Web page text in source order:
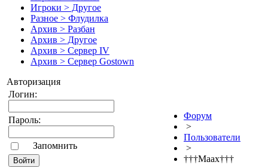
Игроки > Другое
Разное > Флудилка
Архив > Разбан
Архив > Другое
Архив > Сервер IV
Архив > Сервер Gostown
Авторизация
Логин:
Пароль:
Запомнить
Форум
>
Пользователи
>
†††Maax†††